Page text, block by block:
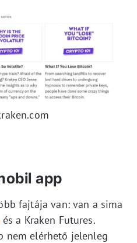
app
fajtája van: van a sima
és a Kraken Futures.
nem elérhető jelenleg